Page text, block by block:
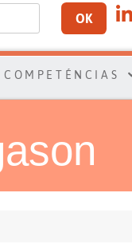
OK
COMPETÉNCIAS